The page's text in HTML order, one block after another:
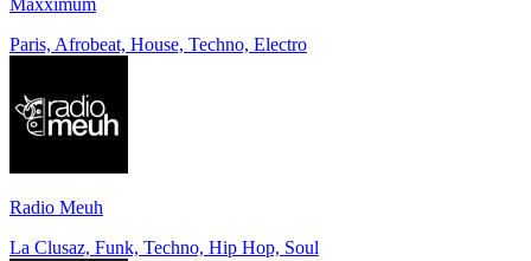
Maxximum
Paris, Afrobeat, House, Techno, Electro
Radio Meuh
La Clusaz, Funk, Techno, Hip Hop, Soul